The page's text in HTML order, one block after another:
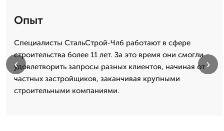
Опыт
Специалисты СтальСтрой-Члб работают в сфере
строительства более 11 лет. За это время они смогли
удовлетворить запросы разных клиентов, начиная от
частных застройщиков, заканчивая крупными
строительными компаниями.
‹ ›